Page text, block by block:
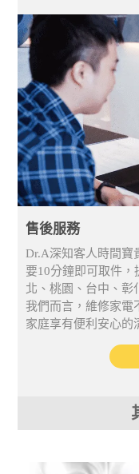
售後服務
Dr.A深知客人時間寶
要10分鐘即可取件
北、桃園、台中、彰
我們而言，維修家電
家庭享有便利安心的